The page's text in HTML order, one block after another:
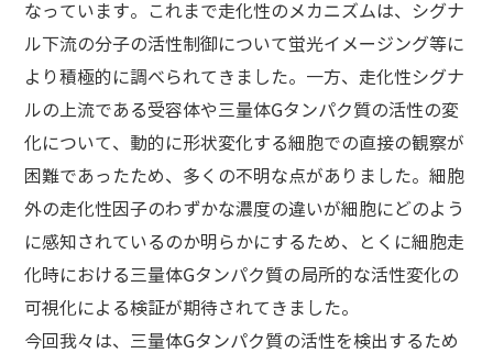
なっています。これまで走化性のメカニズムは、シグナ
ル下流の分子の活性制御について蛍光イメージング等に
より積極的に調べられてきました。一方、走化性シグナ
ルの上流である受容体や三量体Gタンパク質の活性の変
化について、動的に形状変化する細胞での直接の観察が
困難であったため、多くの不明な点がありました。細胞
外の走化性因子のわずかな濃度の違いが細胞にどのよう
に感知されているのか明らかにするため、とくに細胞走
化時における三量体Gタンパク質の局所的な活性変化の
可視化による検証が期待されてきました。
今回我々は、三量体Gタンパク質の活性を検出するため